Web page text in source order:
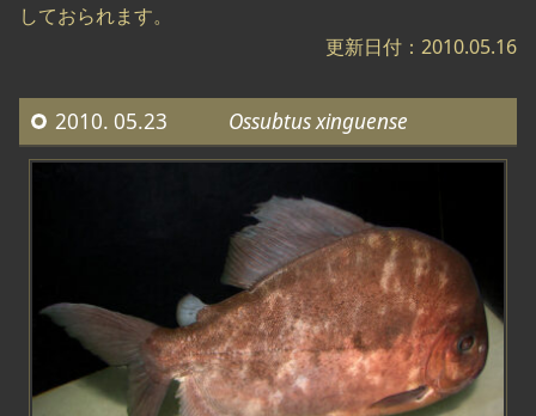
しておられます。
更新日付：2010.05.16
2010. 05.23 Ossubtus xinguense